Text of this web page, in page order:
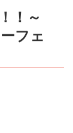
！～
フェ